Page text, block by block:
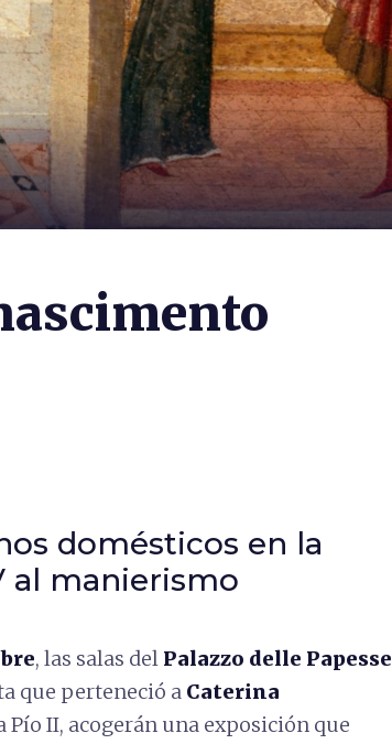
domésticos en la
al manierismo
, las salas del Palazzo delle Papesse
que perteneció a Caterina
Pío II, acogerán una exposición que